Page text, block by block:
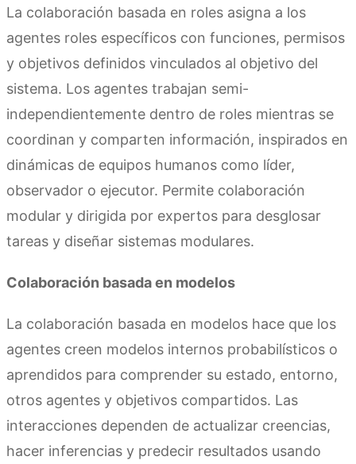
La colaboración basada en roles asigna a los
agentes roles específicos con funciones, permisos
y objetivos definidos vinculados al objetivo del
sistema. Los agentes trabajan semi-
independientemente dentro de roles mientras se
coordinan y comparten información, inspirados en
dinámicas de equipos humanos como líder,
observador o ejecutor. Permite colaboración
modular y dirigida por expertos para desglosar
tareas y diseñar sistemas modulares.
Colaboración basada en modelos
La colaboración basada en modelos hace que los
agentes creen modelos internos probabilísticos o
aprendidos para comprender su estado, entorno,
otros agentes y objetivos compartidos. Las
interacciones dependen de actualizar creencias,
hacer inferencias y predecir resultados usando